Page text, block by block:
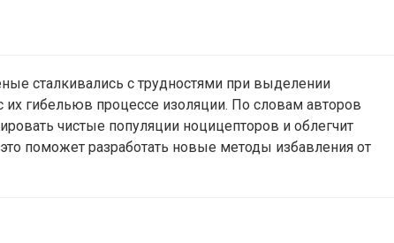
сталкивались с трудностями при выделении
их гибельюв процессе изоляции. По словам авторов
чистые популяции ноцицепторов и облегчит
поможет разработать новые методы избавления от